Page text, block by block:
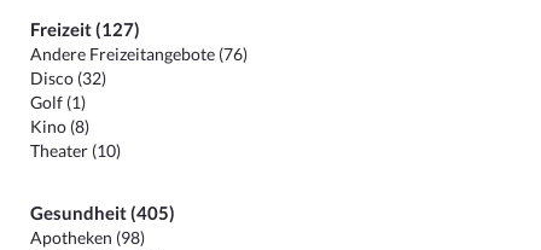
Freizeit (127)
Andere Freizeitangebote (76)
Disco (32)
Golf (1)
Kino (8)
Theater (10)
Gesundheit (405)
Apotheken (98)